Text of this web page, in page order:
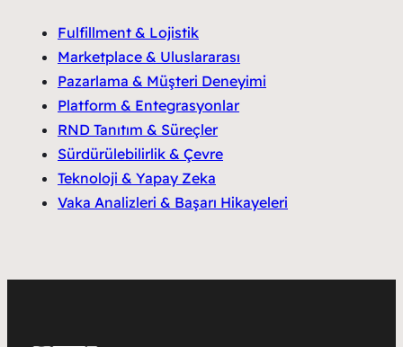
Fulfillment & Lojistik
Marketplace & Uluslararası
Pazarlama & Müşteri Deneyimi
Platform & Entegrasyonlar
RND Tanıtım & Süreçler
Sürdürülebilirlik & Çevre
Teknoloji & Yapay Zeka
Vaka Analizleri & Başarı Hikayeleri